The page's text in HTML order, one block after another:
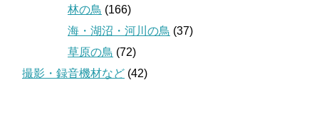
林の鳥 (166)
海・湖沼・河川の鳥 (37)
草原の鳥 (72)
撮影・録音機材など (42)